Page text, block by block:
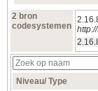
2 bron
codesystemen
Niveau/ Type